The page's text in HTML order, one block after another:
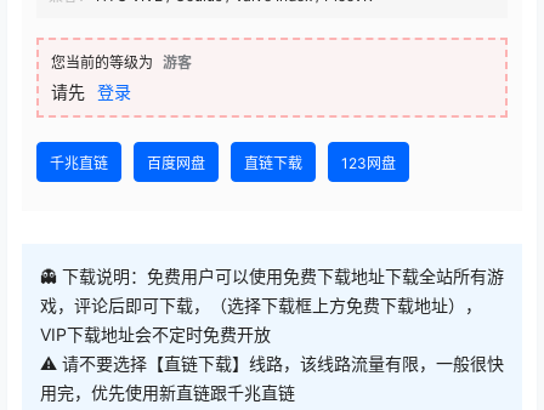
您当前的等级为 游客
请先 登录
千兆直链 百度网盘 直链下载 123网盘
👻 下载说明：免费用户可以使用免费下载地址下载全站所有游
戏，评论后即可下载，（选择下载框上方免费下载地址），
VIP下载地址会不定时免费开放
⚠ 请不要选择【直链下载】线路，该线路流量有限，一般很快
用完，优先使用新直链跟千兆直链